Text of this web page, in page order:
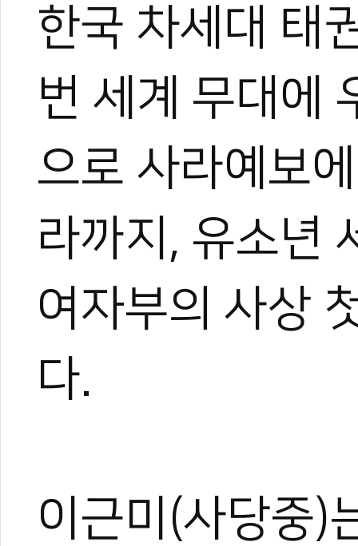
한국 차세대 태
번 세계 무대에
으로 사라예보
라까지, 유소년
여자부의 사상
다.
이근미(사당중)